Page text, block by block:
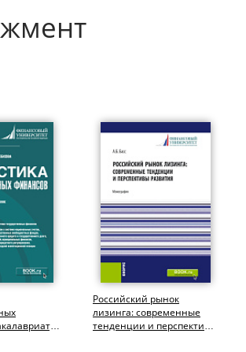
Российский рынок
лизинга: современные
тенденции и перспективы